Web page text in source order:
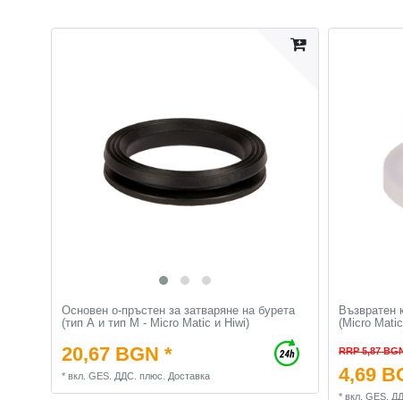
Основен о-пръстен за затваряне на бурета
(тип А и тип М - Micro Matic и Hiwi)
20,67 BGN *
*вкл. GES. ДДС. плюс. Доставка
Възвратен
(Micro
RRP 5,87
4,69
*вкл. GES.